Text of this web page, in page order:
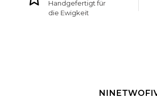
Handgefertigt für
die Ewigkeit